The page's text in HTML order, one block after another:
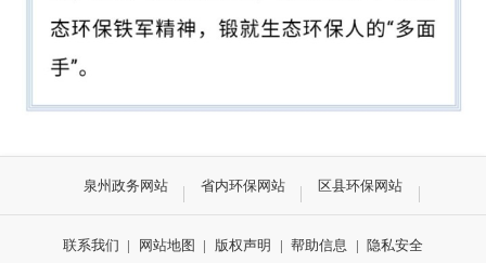
泉州政务网站 省内环保网站 区县环保网站
联系我们 | 网站地图 | 版权声明 | 帮助信息 | 隐私安全